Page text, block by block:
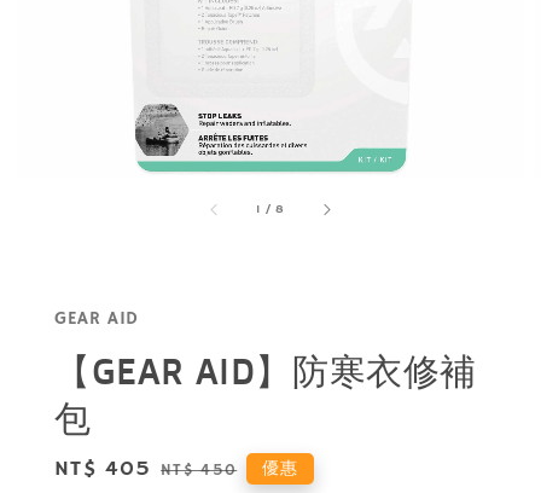
1 /8
GEAR AID
【GEAR AID】防寒衣修補
包
Sale
NT$ 405 Regular
NT$ 450 優惠